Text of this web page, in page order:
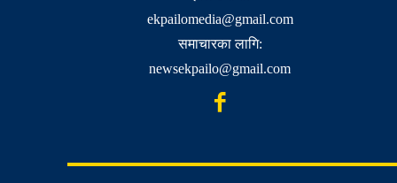
ekpailomedia@gmail.com
समाचारका लागि:
newsekpailo@gmail.com